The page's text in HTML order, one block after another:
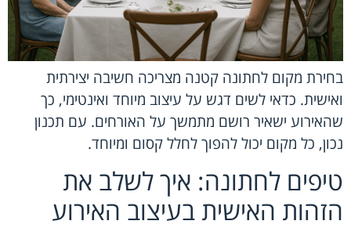
בחירת מקום לחתונה קטנה מצריכה חשיבה יצירתית
ואישית. כדאי לשים דגש על עיצוב מיוחד ואינטימי, כך
שהאירוע ישאיר רושם מתמשך על האורחים. עם תכנון
נכון, כל מקום יכול להפוך לחלל קסום ומיוחד.
טיפים לחתונה: איך לשלב את
הזהות האישית בעיצוב האירוע